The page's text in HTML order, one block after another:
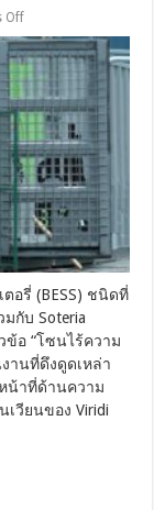
Offon
และ
Soteria
Battery
โชว์
ความ
ก้าว
ล้ำ
ของ
ระบบ
กัก
เก็บ
พลังงาน
แบตเตอรี่
ที่
ยัง
คง
ปลอดภัย
เมื่อ
เกิด
อรี่ (BESS) ชนิดที่
มกับ Soteria
ข้อ “โซนไร้ความ
านที่ดึงดูดเหล่า
น้าที่ด้านความ
วียนของ Viridi